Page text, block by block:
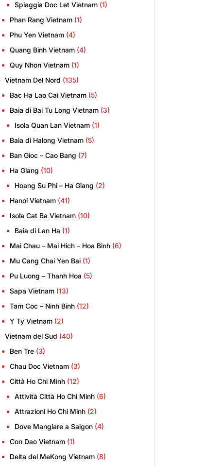
Spiaggia Doc Let Vietnam (1)
Phan Rang Vietnam (1)
Phu Yen Vietnam (4)
Quang Binh Vietnam (4)
Quy Nhon Vietnam (1)
Vietnam Del Nord (135)
Bac Ha Lao Cai Vietnam (5)
Baia di Bai Tu Long Vietnam (3)
Isola Quan Lan Vietnam (1)
Baia di Halong Vietnam (5)
Ban Gioc – Cao Bang (7)
Ha Giang (10)
Hoang Su Phi – Ha Giang (2)
Hanoi Vietnam (41)
Isola Cat Ba Vietnam (10)
Baia di Lan Ha (1)
Mai Chau – Mai Hich – Hoa Binh (6)
Mu Cang Chai Yen Bai (1)
Pu Luong – Thanh Hoa (5)
Sapa Vietnam (13)
Tam Coc – Ninh Binh (12)
Y Ty Vietnam (2)
Vietnam del Sud (40)
Ben Tre (3)
Chau Doc Vietnam (3)
Città Ho Chi Minh (12)
Attività Città Ho Chi Minh (6)
Attrazioni Ho Chi Minh (2)
Dove Mangiare a Saigon (4)
Con Dao Vietnam (1)
Delta del MeKong Vietnam (8)